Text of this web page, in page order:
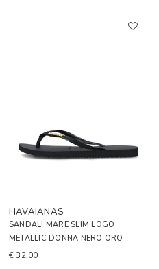
HAVAIANAS
SANDALI MARE SLIM LOGO
METALLIC DONNA NERO ORO
€ 32,00